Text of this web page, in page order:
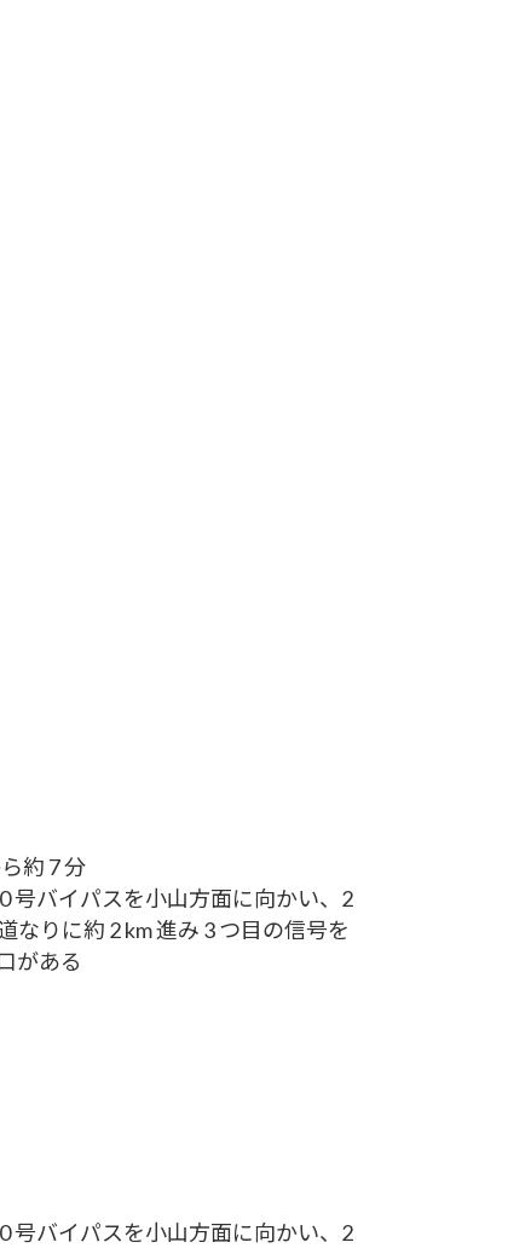
約 7 分
号バイパスを小山方面に向かい、2
なりに約 2 km 進み 3 つ目の信号を
がある
号バイパスを小山方面に向かい、2